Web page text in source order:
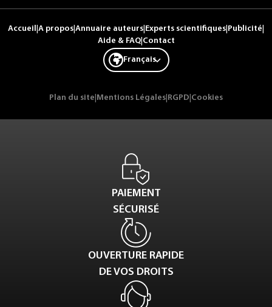
Accueil A propos Annuaire auteurs Experts scientifiques Publicité
Aide & FAQ| Contact
Français
Plan du site Mentions Légales RGPD Cookies
PAIEMENT
SÉCURISÉ
OUVERTURE RAPIDE
DE VOS DROITS